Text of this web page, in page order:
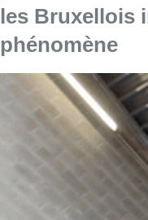
les Bruxellois
phénomène